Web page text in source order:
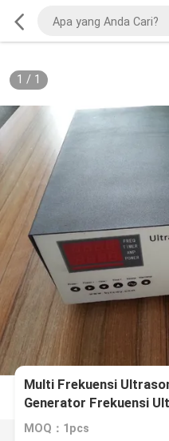
1 / 1
Multi Frekuensi
Generator Frekuensi
Pembersih Ultrasonik
MOQ：1pcs